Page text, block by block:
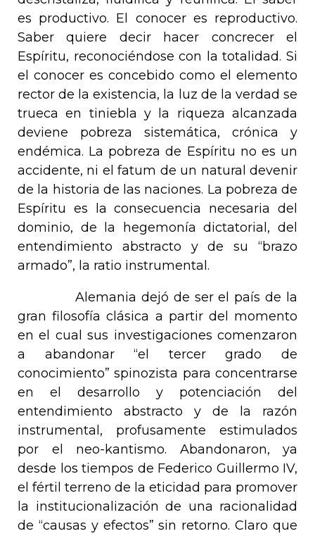
es productivo. El conocer es reproductivo.
Saber quiere decir hacer concrecer el
Espíritu, reconociéndose con la totalidad. Si
el conocer es concebido como el elemento
rector de la existencia, la luz de la verdad se
trueca en tiniebla y la riqueza alcanzada
deviene pobreza sistemática, crónica y
endémica. La pobreza de Espíritu no es un
accidente, ni elfatum de un natural devenir
de la historia de las naciones. La pobreza de
Espíritu es la consecuencia necesaria del
dominio, de la hegemonía dictatorial, del
entendimiento abstracto y de su “brazo
armado”, la ratio instrumental.
Alemania dejó de ser el país de la
gran filosofía clásica a partir del momento
en el cual sus investigaciones comenzaron
a abandonar “el tercer grado de
conocimiento” spinozista para concentrarse
en el desarrollo y potenciación del
entendimiento abstracto y de la razón
instrumental, profusamente estimulados
por el neo-kantismo. Abandonaron, ya
desde los tiempos de Federico Guillermo IV,
el fértil terreno de la eticidad para promover
la institucionalización de una racionalidad
de “causas y efectos” sin retorno. Claro que